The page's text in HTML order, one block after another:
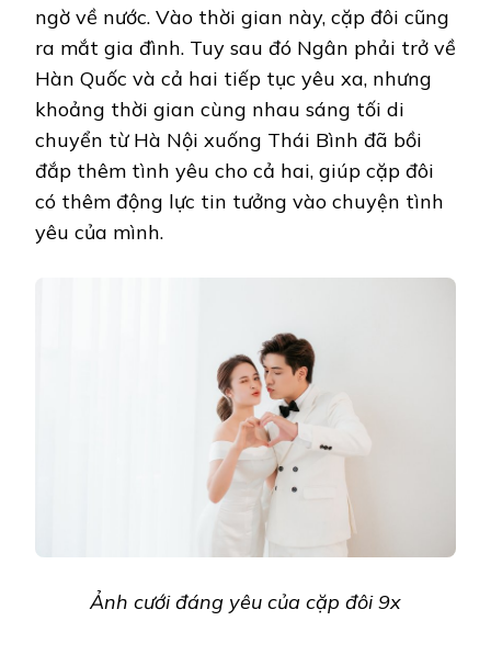
ngờ về nước. Vào thời gian này, cặp đôi cũng
ra mắt gia đình. Tuy sau đó Ngân phải trở về
Hàn Quốc và cả hai tiếp tục yêu xa, nhưng
khoảng thời gian cùng nhau sáng tối di
chuyển từ Hà Nội xuống Thái Bình đã bồi
đắp thêm tình yêu cho cả hai, giúp cặp đôi
có thêm động lực tin tưởng vào chuyện tình
yêu của mình.
Ảnh cưới đáng yêu của cặp đôi 9x